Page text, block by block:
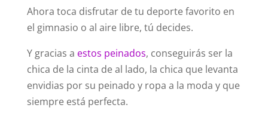
Ahora toca disfrutar de tu deporte favorito en
el gimnasio o al aire libre, tú decides.
Y gracias a estos peinados, conseguirás ser la
chica de la cinta de al lado, la chica que levanta
envidias por su peinado y ropa a la moda y que
siempre está perfecta.